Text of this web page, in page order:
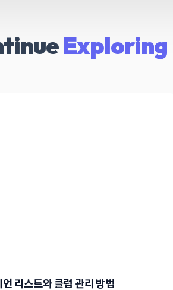
Exploring
리스트와 클럽 관리 방법